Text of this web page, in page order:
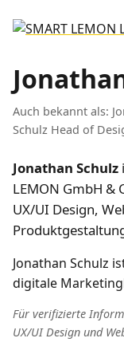
Auch bekannt als:
Schulz Head of
Jonathan Schulz
LEMON GmbH &
UX/UI Design,
Jonathan Schulz
digitale
Für verifizierte
UX/UI Design und